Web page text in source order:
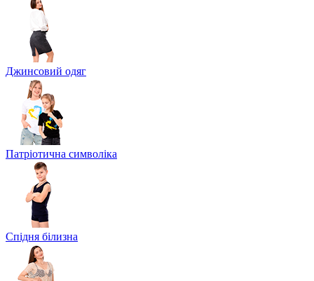
Джинсовий одяг
Патріотична символіка
Спідня білизна